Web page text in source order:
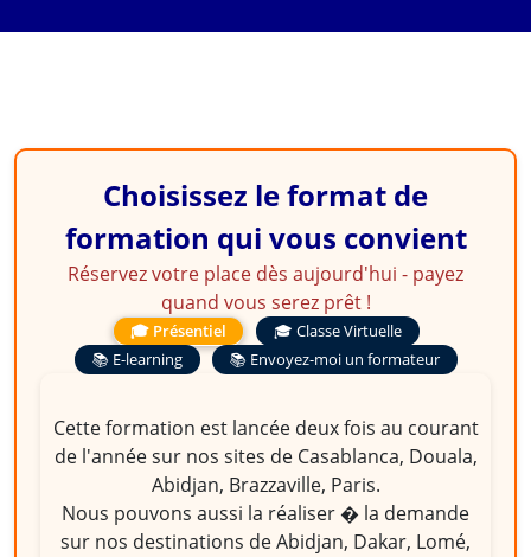
Choisissez le format de
formation qui vous convient
Réservez votre place dès aujourd'hui - payez
quand vous serez prêt !
🎓 Présentiel
🎓 Classe Virtuelle
📚 E-learning
📚 Envoyez-moi un formateur
Cette formation est lancée deux fois au courant
de l'année sur nos sites de Casablanca, Douala,
Abidjan, Brazzaville, Paris.
Nous pouvons aussi la réaliser � la demande
sur nos destinations de Abidjan, Dakar, Lomé,